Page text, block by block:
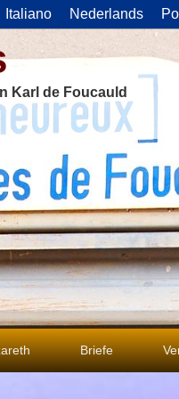
Italiano Nederlands
Karl de Foucauld
Briefe